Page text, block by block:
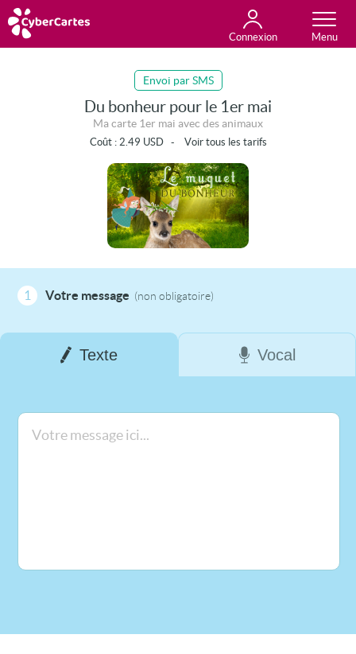
Connexion
Toutes les cartes
Envoi par SMS
Du bonheur pour le 1er mai
Ma carte 1er mai avec des animaux
Coût : 2.49 USD- Voir tous les tarifs
1 Votre message (non obligatoire)
Texte Vocal